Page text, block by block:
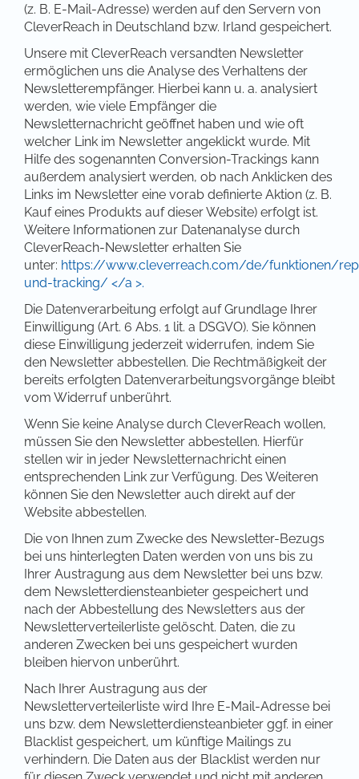
(z. B. E-Mail-Adresse) werden auf den Servern von
CleverReach in Deutschland bzw. Irland gespeichert.
Unsere mit CleverReach versandten Newsletter
ermöglichen uns die Analyse des Verhaltens der
Newsletterempfänger. Hierbei kann u. a. analysiert
werden, wie viele Empfänger die
Newsletternachricht geöffnet haben und wie oft
welcher Link im Newsletter angeklickt wurde. Mit
Hilfe des sogenannten Conversion-Trackings kann
außerdem analysiert werden, ob nach Anklicken des
Links im Newsletter eine vorab definierte Aktion (z. B.
Kauf eines Produkts auf dieser Website) erfolgt ist.
Weitere Informationen zur Datenanalyse durch
CleverReach-Newsletter erhalten Sie
unter: https://www.cleverreach.com/de/funktionen/
und-tracking/ </a >.
Die Datenverarbeitung erfolgt auf Grundlage Ihrer
Einwilligung (Art. 6 Abs. 1 lit. a DSGVO). Sie können
diese Einwilligung jederzeit widerrufen, indem Sie
den Newsletter abbestellen. Die Rechtmäßigkeit der
bereits erfolgten Datenverarbeitungsvorgänge bleibt
vom Widerruf unberührt.
Wenn Sie keine Analyse durch CleverReach wollen,
müssen Sie den Newsletter abbestellen. Hierfür
stellen wir in jeder Newsletternachricht einen
entsprechenden Link zur Verfügung. Des Weiteren
können Sie den Newsletter auch direkt auf der
Website abbestellen.
Die von Ihnen zum Zwecke des Newsletter-Bezugs
bei uns hinterlegten Daten werden von uns bis zu
Ihrer Austragung aus dem Newsletter bei uns bzw.
dem Newsletterdiensteanbieter gespeichert und
nach der Abbestellung des Newsletters aus der
Newsletterverteilerliste gelöscht. Daten, die zu
anderen Zwecken bei uns gespeichert wurden
bleiben hiervon unberührt.
Nach Ihrer Austragung aus der
Newsletterverteilerliste wird Ihre E-Mail-Adresse bei
uns bzw. dem Newsletterdiensteanbieter ggf. in einer
Blacklist gespeichert, um künftige Mailings zu
verhindern. Die Daten aus der Blacklist werden nur